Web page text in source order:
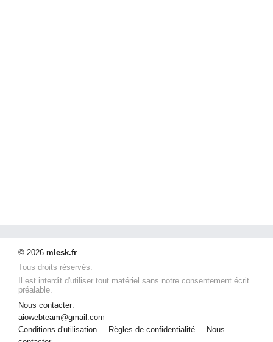
© 2026 mlesk.fr
Tous droits réservés.
Il est interdit d'utiliser tout matériel sans notre consentement écrit
préalable.
Nous contacter:
aiowebteam@gmail.com
Conditions d'utilisation
Règles de confidentialité
Nous